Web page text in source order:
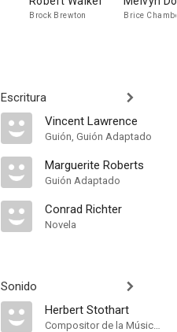
Brock Brewton Brice
Escritura
Vincent Lawrence
Guión, Guión Adaptado
Marguerite Roberts
Guión Adaptado
Conrad Richter
Novela
Sonido
Herbert Stothart
Compositor de la Música Original